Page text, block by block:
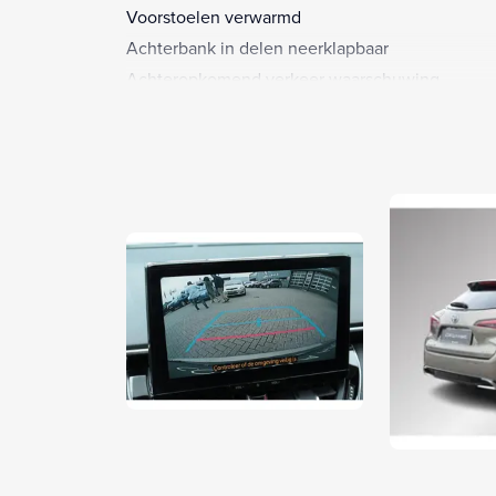
Voorstoelen verwarmd
Achterbank in delen neerklapbaar
Achteropkomend verkeer waarschuwing
Anti doorSlip Regeling
Armsteun achter
Armsteun voor
Audio installatie
Automatische snelheids begrenzing